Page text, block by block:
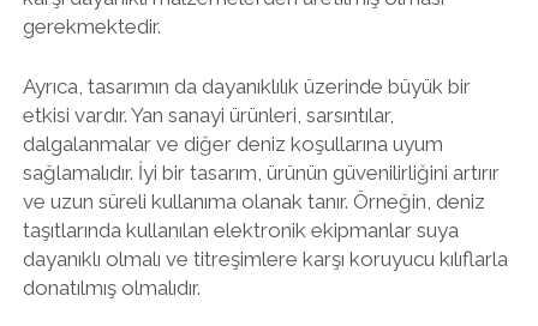
gerekmektedir.
Ayrıca, tasarımın da dayanıklılık üzerinde büyük bir
etkisi vardır. Yan sanayi ürünleri, sarsıntılar,
dalgalanmalar ve diğer deniz koşullarına uyum
sağlamalıdır. İyi bir tasarım, ürünün güvenilirliğini artırır
ve uzun süreli kullanıma olanak tanır. Örneğin, deniz
taşıtlarında kullanılan elektronik ekipmanlar suya
dayanıklı olmalı ve titreşimlere karşı koruyucu kılıflarla
donatılmış olmalıdır.